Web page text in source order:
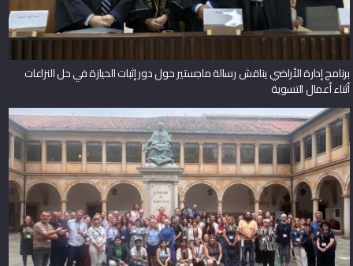
برنامج إدارة الأراضي يناقش رسالة ماجستير حول دور إثبات الحيازة في حل النزاعات
أثناء أعمال التسوية